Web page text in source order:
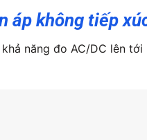
áp không tiếp
năng đo AC/DC lên